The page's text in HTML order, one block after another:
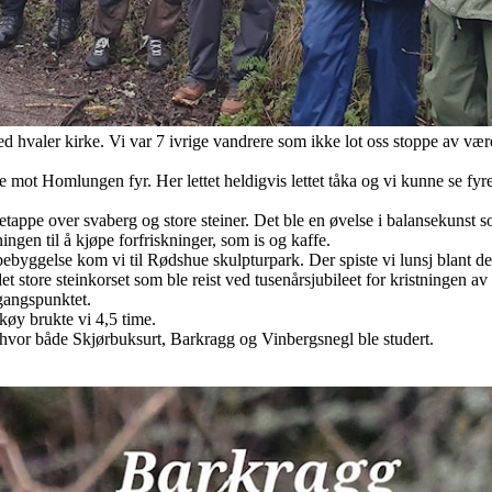
hvaler kirke. Vi var 7 ivrige vandrere som ikke lot oss stoppe av
Homlungen fyr. Her lettet heldigvis lettet tåka og vi kunne se
over svaberg og store steiner. Det ble en øvelse i balansekunst
til å kjøpe forfriskninger, som is og kaffe.
kom vi til Rødshue skulpturpark. Der spiste vi lunsj blant
store steinkorset som ble reist ved tusenårsjubileet for kristningen
brukte vi 4,5 time.
både Skjørbuksurt, Barkragg og Vinbergsnegl ble studert.